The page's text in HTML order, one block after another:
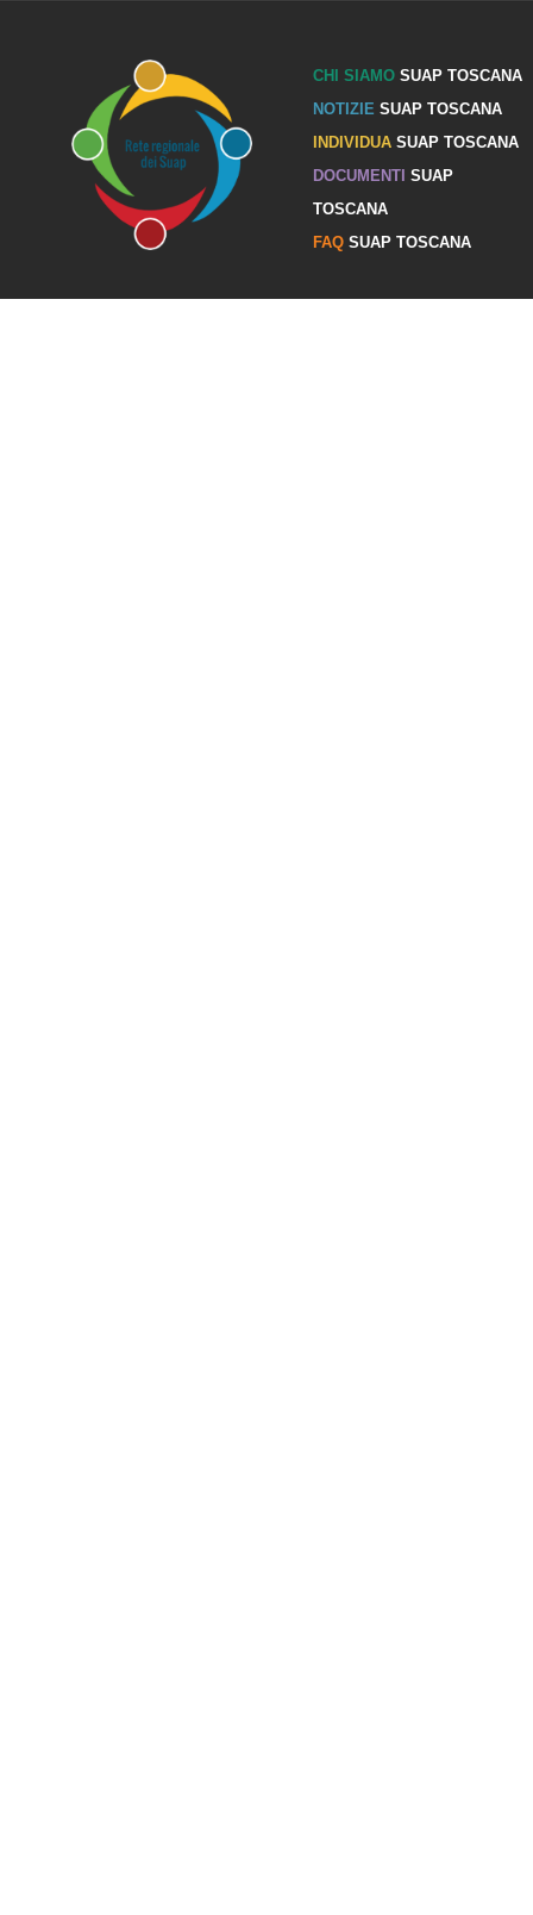
CHI SIAMOSUAP TOSCANA
NOTIZIE SUAP TOSCANA
INDIVIDUASUAP TOSCANA
DOCUMENTI SUAP
TOSCANA
FAQSUAP TOSCANA